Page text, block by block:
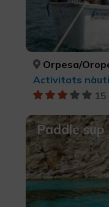
Orpesa/Oropesa
Activitats
Paddle sup